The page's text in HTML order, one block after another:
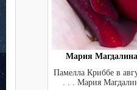
Мария
Памелла Криббе в
. . . Мария